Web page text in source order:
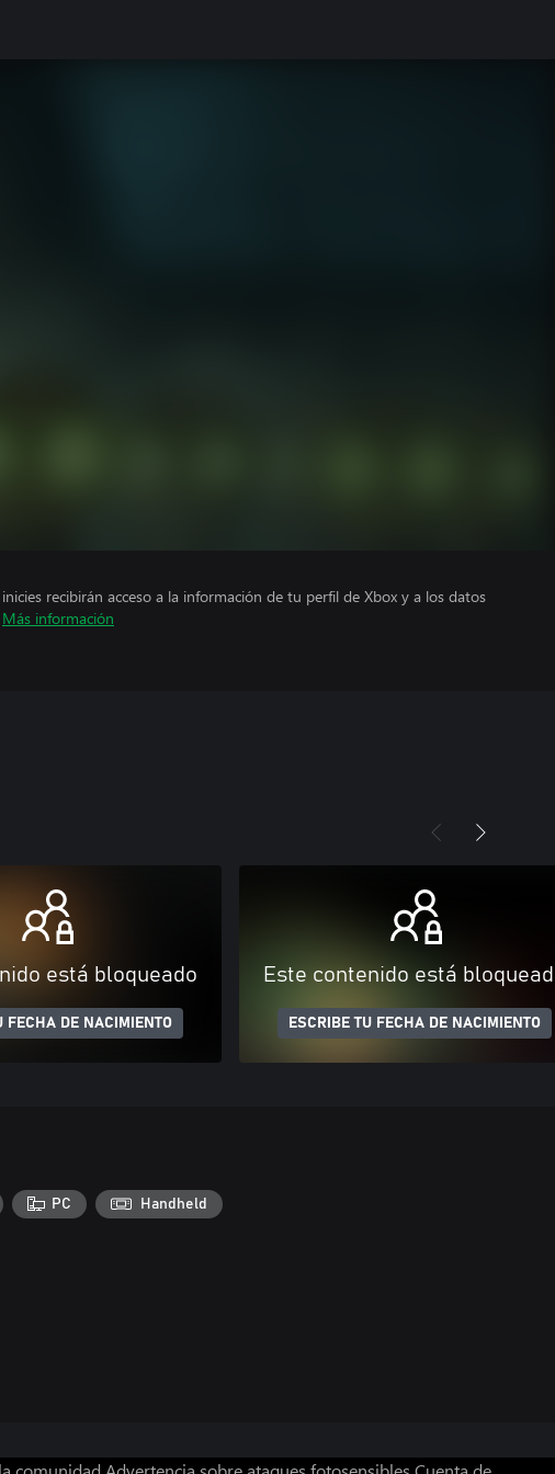
recibirán acceso a la información de tu perfil de Xbox y a los datos
Más información
está bloqueado
FECHA DE NACIMIENTO
Este contenido está
ESCRIBE TU FECHA DE NACIMIENTO
PC Handheld